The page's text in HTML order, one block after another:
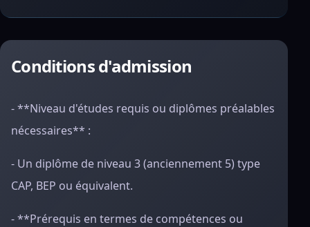
Conditions d'admission
- **Niveau d'études requis ou diplômes préalables
nécessaires** :
- Un diplôme de niveau 3 (anciennement 5) type
CAP, BEP ou équivalent.
- **Prérequis en termes de compétences ou